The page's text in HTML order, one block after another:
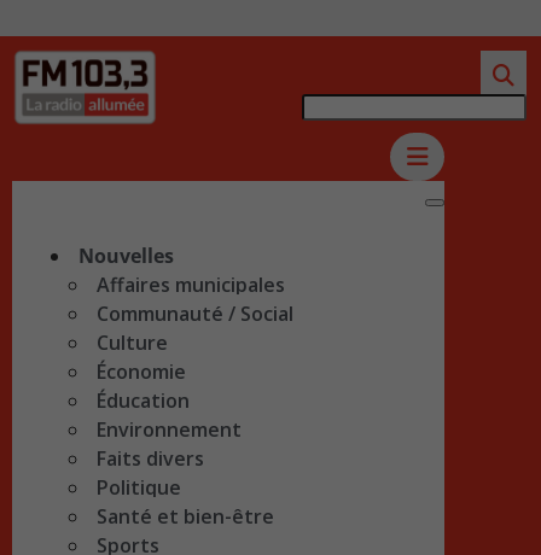
Nouvelles
Affaires municipales
Communauté / Social
Culture
Économie
Éducation
Environnement
Faits divers
Politique
Santé et bien-être
Sports